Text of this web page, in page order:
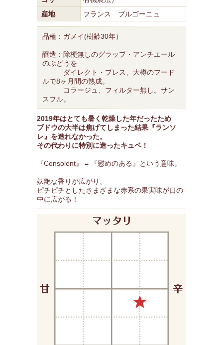
産地
フランス ブルゴーニュ
品種：ガメイ(樹齢30年）
醸造：除梗無しのグラップ・アンチエール
のぶどうを
ダイレクト・プレス、大樽のフード
ルで8ヶ月間の熟成。
コラージュ、フィルター無し。サン
スフル。
2019年はとても暑く乾燥した年だったため
ブドウの大半は焦げてしまった結果『ランソ
レ』を造れなかった。
その代わりに特別に造ったキュベ！
『Consolent』 = 『慰めのある』という意味。
妖艶な香りが広がり、
ピチピチとしたさまざまな赤系の果実味が口の
中に広がる！